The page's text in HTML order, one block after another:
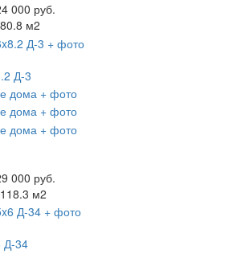
000 руб.
80.8 м2
Д-3
000 руб.
118.3 м2
Д-34